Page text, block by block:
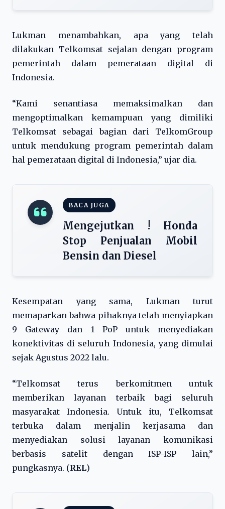
Lukman menambahkan, apa yang telah
dilakukan Telkomsat sejalan dengan program
pemerintah dalam pemerataan digital di
Indonesia.
“Kami senantiasa memaksimalkan dan
mengoptimalkan kemampuan yang dimiliki
Telkomsat sebagai bagian dari TelkomGroup
untuk mendukung program pemerintah dalam
hal pemerataan digital di Indonesia,” ujar dia.
BACA JUGA
Mengejutkan ! Honda
Stop Penjualan Mobil
Bensin dan Diesel
Kesempatan yang sama, Lukman turut
memaparkan bahwa pihaknya telah menyiapkan
9 Gateway dan 1 PoP untuk menyediakan
konektivitas di seluruh Indonesia, yang dimulai
sejak Agustus 2022 lalu.
“Telkomsat terus berkomitmen untuk
memberikan layanan terbaik bagi seluruh
masyarakat Indonesia. Untuk itu, Telkomsat
terbuka dalam menjalin kerjasama dan
menyediakan solusi layanan komunikasi
berbasis satelit dengan ISP-ISP lain,”
pungkasnya. (REL)